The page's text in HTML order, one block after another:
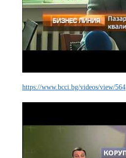
https://www.bcci.bg/videos/view/564